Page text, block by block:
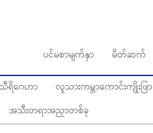
ပင်မစာမျက်နှာ မိတ်ဆက်
သီရိဂေဟာ လူသားကမ္ဘာကောင်းကျိုးဖြာ
အသီးတရာအညှာတစ်ခု